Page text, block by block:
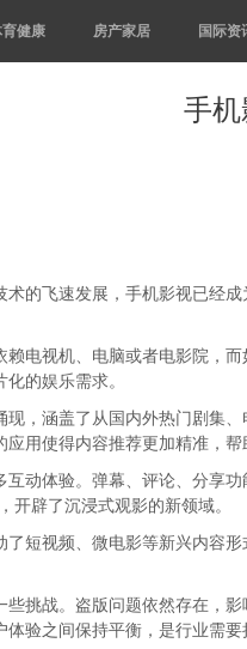
健康 房产家居 国际资
手
术的飞速发展，手机影视已经
电视机、电脑或者电影院，
的娱乐需求。
，涵盖了从国内外热门剧集
用使得内容推荐更加精准，帮
互动体验。弹幕、评论、分享
开辟了沉浸式观影的新领域。
了短视频、微电影等新兴内容
挑战。盗版问题依然存在，
验之间保持平衡，是行业需要